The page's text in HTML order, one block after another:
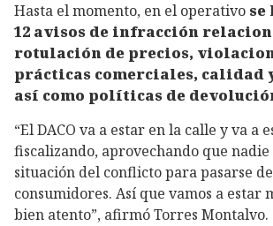
Hasta el momento, en el operativo se
12 avisos de infracción
rotulación de precios,
prácticas comerciales, calidad
así como políticas de
“El DACO va a estar en la calle y va a
fiscalizando, aprovechando que
situación del conflicto para pasarse
consumidores. Así que vamos a estar
bien atento”, afirmó Torres Montalvo.